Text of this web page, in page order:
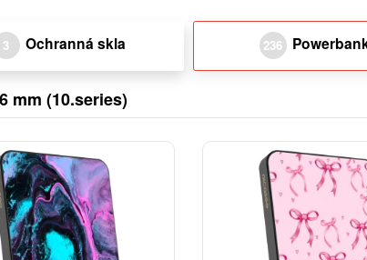
3 Ochranná skla 236
mm (10.series)